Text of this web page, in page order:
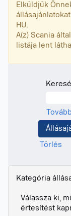
Elküldjük
HU.
A(z) Scania
listája lent
Törlés
Kategória
Válassza ki,
értesítést